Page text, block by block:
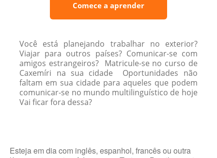
Comece a aprender
Você está planejando trabalhar no exterior?
Viajar para outros países? Comunicar-se com
amigos estrangeiros? Matricule-se no curso de
Caxemíri na sua cidade Oportunidades não
faltam em sua cidade para aqueles que podem
comunicar-se no mundo multilinguístico de hoje
Vai ficar fora dessa?
Esteja em dia com inglês, espanhol, francês ou outra